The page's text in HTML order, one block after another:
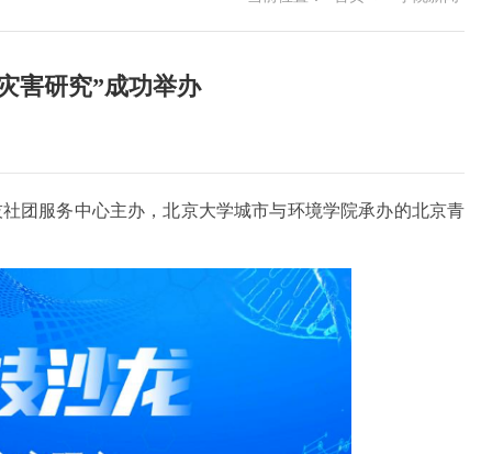
害研究”成功举办
团服务中心主办，北京大学城市与环境学院承办的北京青